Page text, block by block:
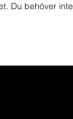
Du behöver inte